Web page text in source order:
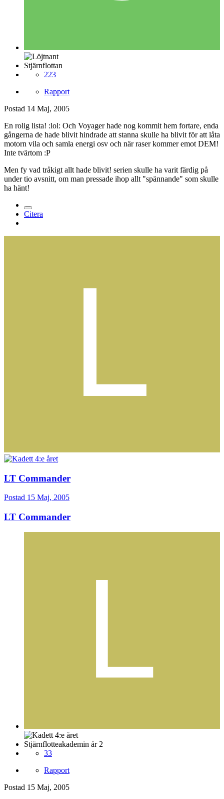
Stjärnflottan
223
Rapport
Postad 14 Maj, 2005
En rolig lista! :lol: Och Voyager hade nog kommit hem fortare, enda
gångerna de hade blivit hindrade att stanna skulle ha blivit för att låta
motorn vila och samla energi osv och när raser kommer emot DEM!
Inte tvärtom :P
Men fy vad tråkigt allt hade blivit! serien skulle ha varit färdig på
under tio avsnitt, om man pressade ihop allt "spännande" som skulle
ha hänt!
Citera
LT Commander
Postad 15 Maj, 2005
LT Commander
Stjärnflotteakademin år 2
33
Rapport
Postad 15 Maj, 2005